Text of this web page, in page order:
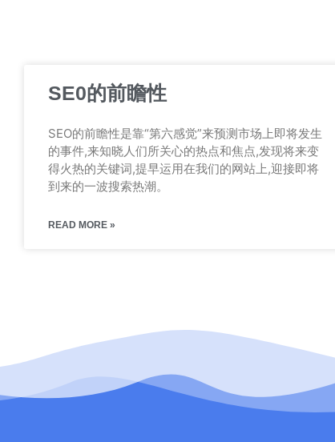
SE0的前瞻性
SEO的前瞻性是靠“第六感觉”来预测市场上即将发生
的事件,来知晓人们所关心的热点和焦点,发现将来变
得火热的关键词,提早运用在我们的网站上,迎接即将
到来的一波搜索热潮。
READ MORE »